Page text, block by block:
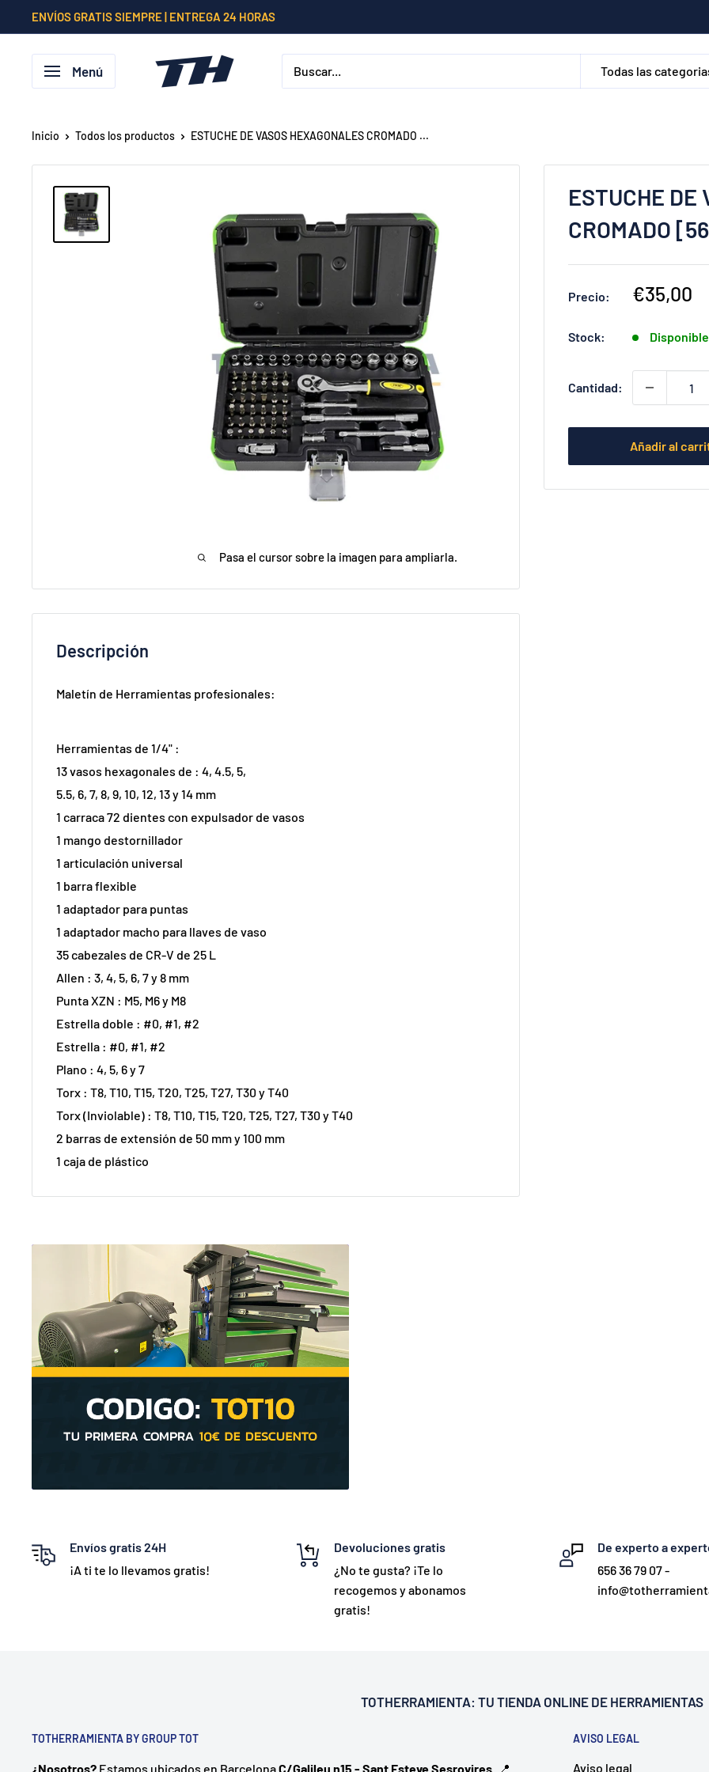
directamente
contenido
ENVÍOS GRATIS SIEMPRE | ENTREGA 24 HORAS
Menú Todas las
Inicio Todos los productos ESTUCHE DE VASOS HEXAGONALES CROMADO ...
Pasa el cursor sobre la imagen para ampliarla.
ESTUCHE DE
CROMADO
Precio:
Precio
venta
€35,00
Stock: Disponible
Cantidad:
Añadir al
Descripción
Maletín de Herramientas profesionales:
Herramientas de 1/4" :
13 vasos hexagonales de : 4, 4.5, 5,
5.5, 6, 7, 8, 9, 10, 12, 13 y 14 mm
1 carraca 72 dientes con expulsador de vasos
1 mango destornillador
1 articulación universal
1 barra flexible
1 adaptador para puntas
1 adaptador macho para llaves de vaso
35 cabezales de CR-V de 25 L
Allen : 3, 4, 5, 6, 7 y 8 mm
Punta XZN : M5, M6 y M8
Estrella doble : #0, #1, #2
Estrella : #0, #1, #2
Plano : 4, 5, 6 y 7
Torx : T8, T10, T15, T20, T25, T27, T30 y T40
Torx (Inviolable) : T8, T10, T15, T20, T25, T27, T30 y T40
2 barras de extensión de 50 mm y 100 mm
1 caja de plástico
Envíos gratis 24H
¡A ti te lo llevamos gratis!
Devoluciones gratis
¿No te gusta? ¡Te lo
recogemos y abonamos
gratis!
De experto a
656 36 79 07 -
TOTHERRAMIENTA: TU TIENDA ONLINE DE HERRAMIENTAS
TOTHERRAMIENTA BY GROUP TOT
¿Nosotros? Estamos ubicados en BarcelonaC/Galileu n15 - Sant Esteve Sesrovires . 📍
AVISO LEGAL
Aviso legal